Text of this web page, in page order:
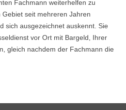
Fachmann weiterhelfen zu
seit mehreren Jahren
sich ausgezeichnet auskennt. Sie
vor Ort mit Bargeld, Ihrer
gleich nachdem der Fachmann die